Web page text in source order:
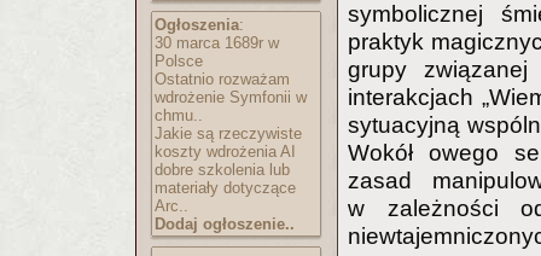
Ogłoszenia:
30 marca 1689r w
Polsce
Ostatnio rozważam
wdrożenie Symfonii w
chmu..
Jakie są rzeczywiste
koszty wdrożenia AI
dobre szkolenia lub
materiały dotyczące
Arc..
Dodaj ogłoszenie..
symbolicznej
praktyk
grupy
interakcjach
sytuacyjną
Wokół owego
zasad
w zależności